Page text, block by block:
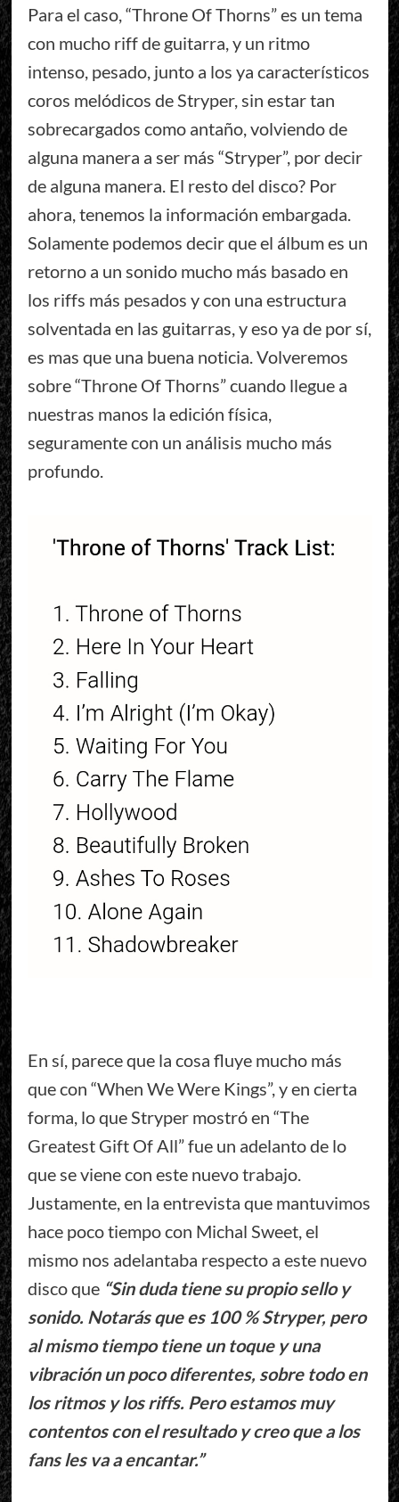
Para el caso, “Throne Of Thorns” es un tema
con mucho riff de guitarra, y un ritmo
intenso, pesado, junto a los ya característicos
coros melódicos de Stryper, sin estar tan
sobrecargados como antaño, volviendo de
alguna manera a ser más “Stryper”, por decir
de alguna manera. El resto del disco? Por
ahora, tenemos la información embargada.
Solamente podemos decir que el álbum es un
retorno a un sonido mucho más basado en
los riffs más pesados y con una estructura
solventada en las guitarras, y eso ya de por sí,
es mas que una buena noticia. Volveremos
sobre “Throne Of Thorns” cuando llegue a
nuestras manos la edición física,
seguramente con un análisis mucho más
profundo.
En sí, parece que la cosa fluye mucho más
que con “When We Were Kings”, y en cierta
forma, lo que Stryper mostró en “The
Greatest Gift Of All” fue un adelanto de lo
que se viene con este nuevo trabajo.
Justamente, en la entrevista que mantuvimos
hace poco tiempo con Michal Sweet, el
mismo nos adelantaba respecto a este nuevo
disco que“Sin duda tiene su propio sello y
sonido. Notarás que es 100 % Stryper, pero
al mismo tiempo tiene un toque y una
vibración un poco diferentes, sobre todo en
los ritmos y los riffs. Pero estamos muy
contentos con el resultado y creo que a los
fans les va a encantar.”